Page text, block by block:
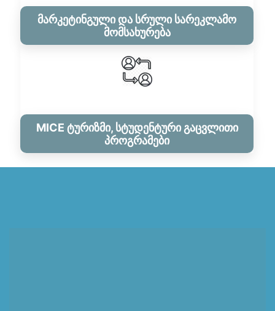
მარკეტინგული და სრული სარეკლამო
მომსახურება
MICE ტურიზმი, სტუდენტური გაცვლითი
პროგრამები